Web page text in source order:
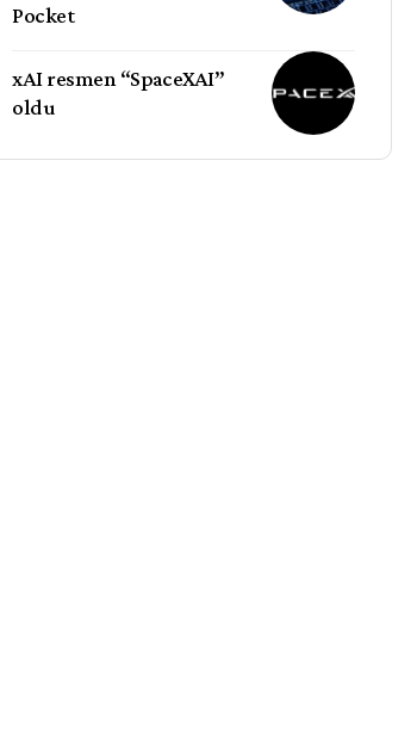
Pocket
xAI resmen “SpaceXAI”
oldu